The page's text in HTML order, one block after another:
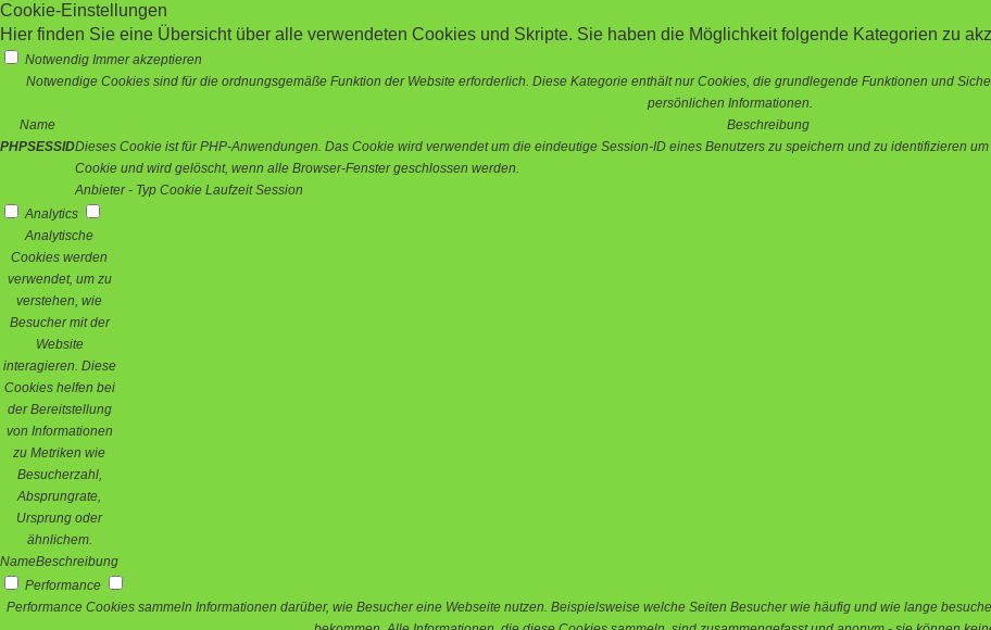
Cookie-Einstellungen
Hier finden Sie eine Übersicht über alle verwendeten Cookies und Skripte. Sie haben die Möglichkeit folgende Kategorien zu
Notwendig Immer akzeptieren
Notwendige Cookies sind für die ordnungsgemäße Funktion der Website erforderlich. Diese Kategorie enthält nur Cookies, die grundlegende Funktionen und
persönlichen Informationen.
Name
Beschreibung
PHPSESSIDDieses Cookie ist für PHP-Anwendungen. Das Cookie wird verwendet um die eindeutige Session-ID eines Benutzers zu speichern und zu identifizieren
Cookie und wird gelöscht, wenn alle Browser-Fenster geschlossen werden.
Anbieter - Typ Cookie Laufzeit Session
Analytics
Analytische
Cookies werden
verwendet, um zu
verstehen, wie
Besucher mit der
Website
interagieren. Diese
Cookies helfen bei
der Bereitstellung
von Informationen
zu Metriken wie
Besucherzahl,
Absprungrate,
Ursprung oder
ähnlichem.
NameBeschreibung
Performance
Performance Cookies sammeln Informationen darüber, wie Besucher eine Webseite nutzen. Beispielsweise welche Seiten Besucher wie häufig und wie lange